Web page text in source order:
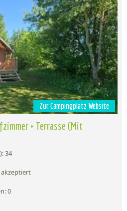
Zur Campingplatz Website
+ Terrasse (Mit
34
0